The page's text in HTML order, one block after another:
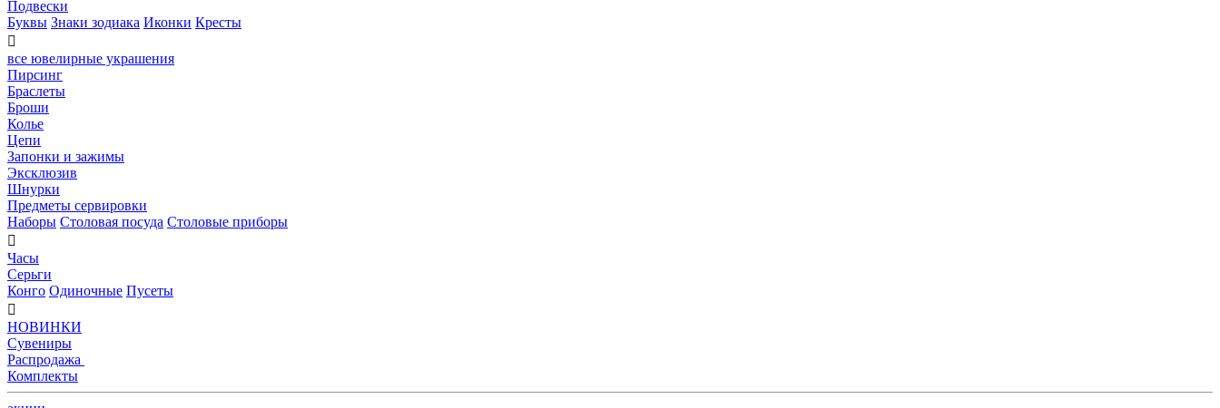
Подвески
Буквы Знаки зодиака Иконки Кресты

все ювелирные украшения
Пирсинг
Браслеты
Броши
Колье
Цепи
Запонки и зажимы
Эксклюзив
Шнурки
Предметы сервировки
Наборы Столовая посуда Столовые приборы

Часы
Серьги
Конго Одиночные Пусеты

НОВИНКИ
Сувениры
Распродажа
Комплекты